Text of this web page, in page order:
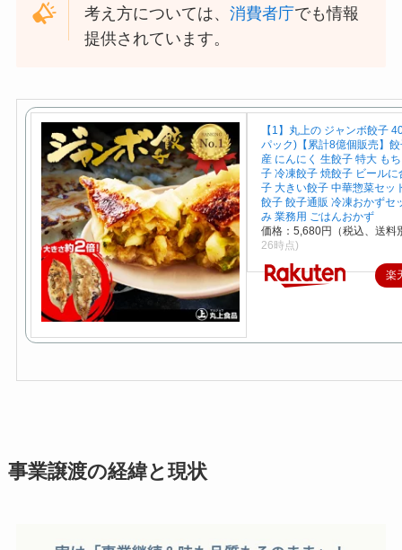
考え方については、消費者庁でも情報
提供されています。
【1】丸上の ジャンボ餃子
パック)【累計8億個販売】
産 にんにく 生餃子 特大 も
子 冷凍餃子 焼餃子 ビールに
子 大きい餃子 中華惣菜セッ
餃子 餃子通販 冷凍おかずセ
み 業務用 ごはんおかず
価格：5,680円（税込、送料
26時点)
楽
事業譲渡の経緯と現状